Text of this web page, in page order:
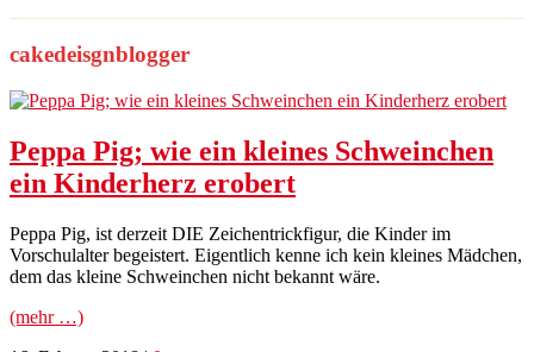
cakedeisgnblogger
Peppa Pig; wie ein kleines Schweinchen
ein Kinderherz erobert
Peppa Pig, ist derzeit DIE Zeichentrickfigur, die Kinder im
Vorschulalter begeistert. Eigentlich kenne ich kein kleines Mädchen,
dem das kleine Schweinchen nicht bekannt wäre.
(mehr …)